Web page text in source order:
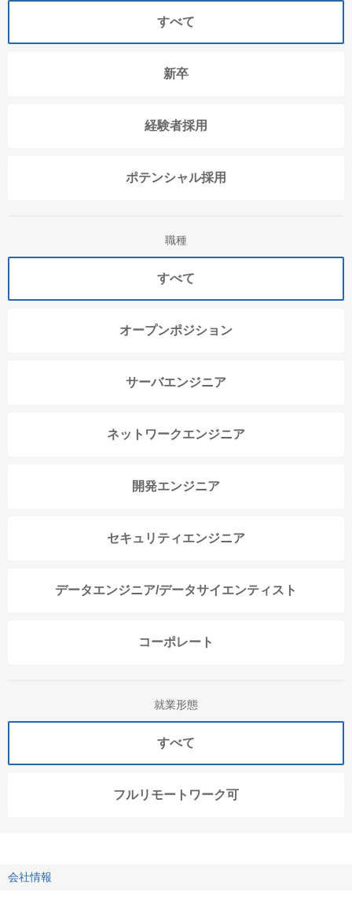
すべて
新卒
経験者採用
ポテンシャル採用
職種
すべて
オープンポジション
サーバエンジニア
ネットワークエンジニア
開発エンジニア
セキュリティエンジニア
データエンジニア/データサイエンティスト
コーポレート
就業形態
すべて
フルリモートワーク可
会社情報